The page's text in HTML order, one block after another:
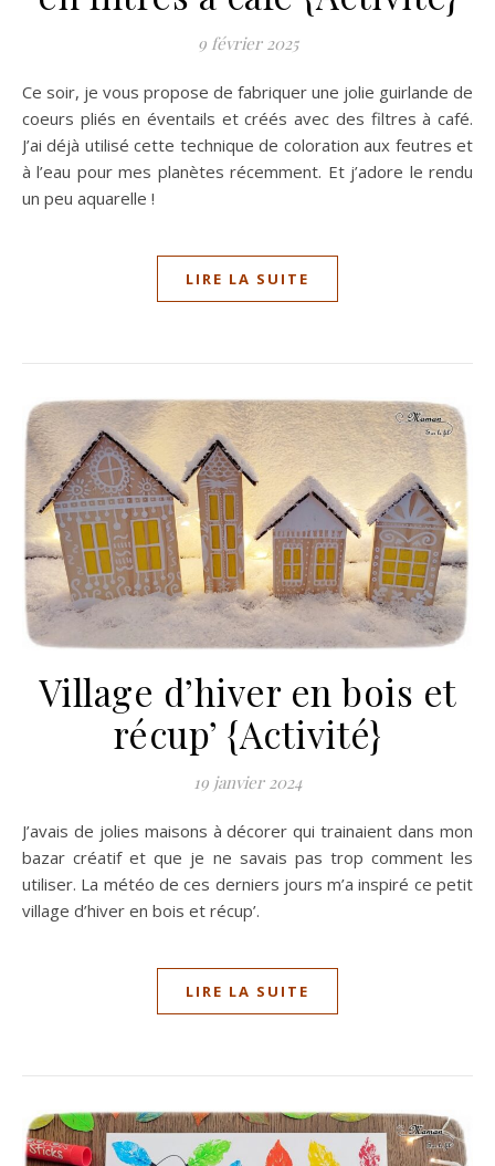
9 février 2025
Ce soir, je vous propose de fabriquer une jolie guirlande de
coeurs pliés en éventails et créés avec des filtres à café.
J’ai déjà utilisé cette technique de coloration aux feutres et
à l’eau pour mes planètes récemment. Et j’adore le rendu
un peu aquarelle !
LIRE LA SUITE
Village d’hiver en bois et
récup’ {Activité}
19 janvier 2024
J’avais de jolies maisons à décorer qui trainaient dans mon
bazar créatif et que je ne savais pas trop comment les
utiliser. La météo de ces derniers jours m’a inspiré ce petit
village d’hiver en bois et récup’.
LIRE LA SUITE